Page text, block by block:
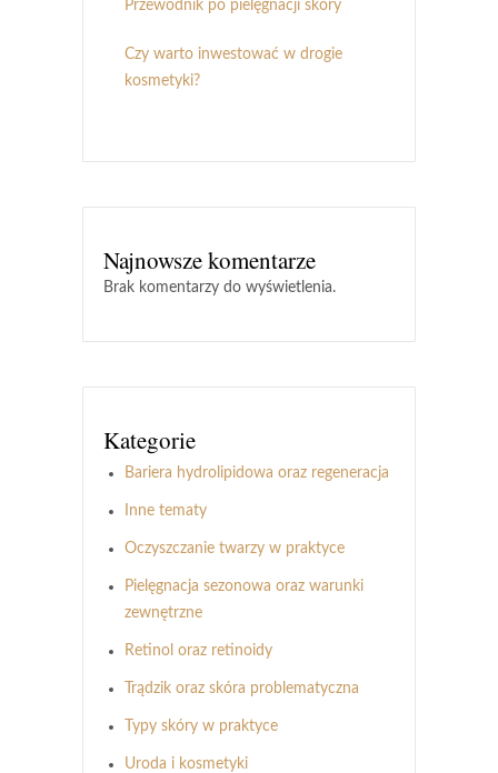
Przewodnik po pielęgnacji skóry
Czy warto inwestować w drogie
kosmetyki?
Najnowsze komentarze
Brak komentarzy do wyświetlenia.
Kategorie
Bariera hydrolipidowa oraz regeneracja
Inne tematy
Oczyszczanie twarzy w praktyce
Pielęgnacja sezonowa oraz warunki
zewnętrzne
Retinol oraz retinoidy
Trądzik oraz skóra problematyczna
Typy skóry w praktyce
Uroda i kosmetyki